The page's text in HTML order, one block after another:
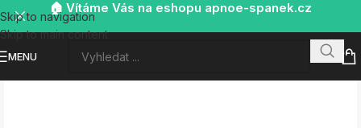
Skip to navigation
Skip to main content
🏠 Vítáme Vás na eshopu apnoe-spanek.cz
MENU